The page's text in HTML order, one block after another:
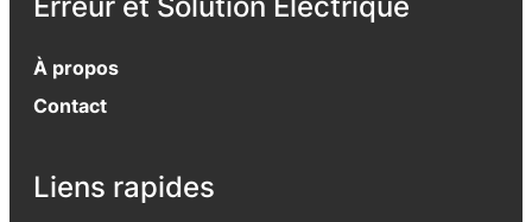
À propos
Contact
Liens rapides